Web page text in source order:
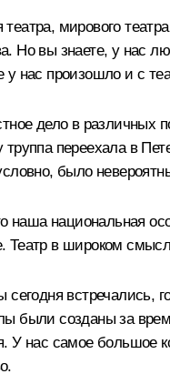
мирового
вы знаете, у нас
нас произошло и с
дело в
переехала в
было
наша национальная
в широком
встречались,
были созданы за
У нас самое большое